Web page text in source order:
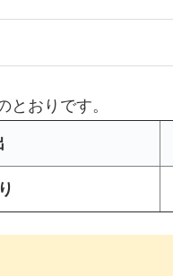
とおりです。